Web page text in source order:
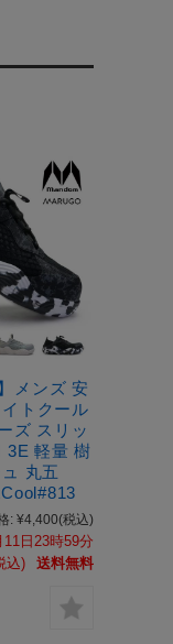
メンズ 安
トクール
ズ スリッ
3E 軽量 樹
丸五
: ¥4,400(税込)
11日23時59分
込) 送料無料